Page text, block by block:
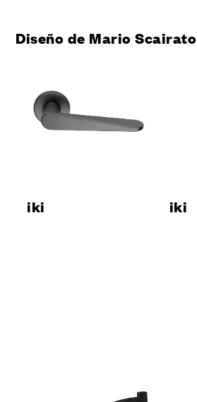
Diseño de Mario Scairato
iki iki